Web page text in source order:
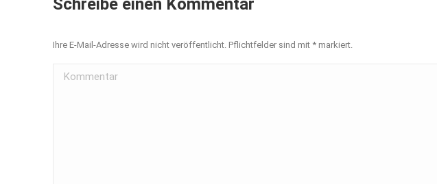
Schreibe einen Kommentar
Ihre E-Mail-Adresse wird nicht veröffentlicht. Pflichtfelder sind mit * markiert.
Kommentar